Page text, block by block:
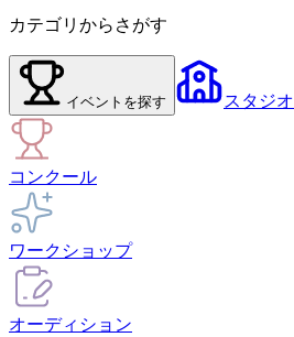
カテゴリからさがす
イベント を探す スタジオ
コンクール
ワークショップ
オーディション